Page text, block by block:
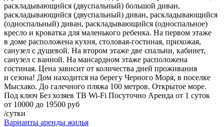
раскладывающийся (двуспальный) большой диван,
раскладывающийся (двуспальный) диван, раскладывающийся
(односпальный) диван, раскладывающийся (односпальное)
кресло и кроватка для маленького ребенка. На первом этаже
в доме расположена кухня, столовая-гостиная, прихожая,
санузел с душевой. На втором этаже две спальни, кабинет,
санузел с ванной. На мансардном этаже расположена
гостиная. Цена зависит от количества дней проживания
и сезона! Дом находится на берегу Черного Моря, в поселке
Мысхако. До галечного пляжа 100 метров. Открытое море.
Под ключ Без хозяев ТВ Wi-Fi Посуточно Аренда от 1 суток
от 10000 до 19500 руб
/сутки
Варианты аренды жилья